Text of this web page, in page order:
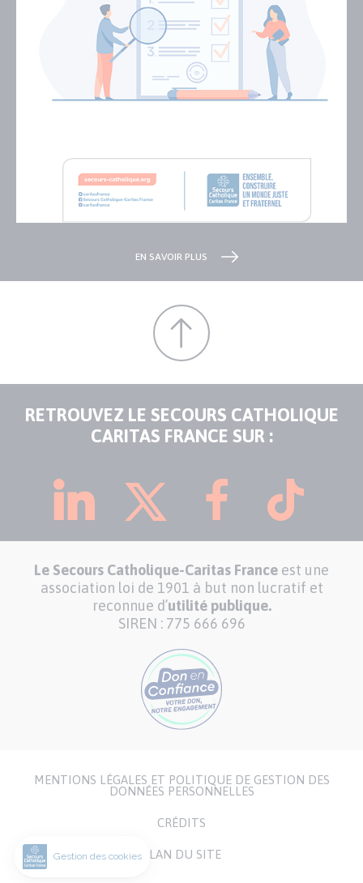
EN SAVOIR PLUS
RETROUVEZ LE SECOURS CATHOLIQUE
CARITAS FRANCE SUR :
Le Secours Catholique-Caritas France est une
association loi de 1901 à but non lucratif et
reconnue d’utilité publique.
SIREN : 775 666 696
page
MENTIONS LÉGALES ET POLITIQUE DE GESTION DES
DONNÉES PERSONNELLES
CRÉDITS
PLAN DU SITE